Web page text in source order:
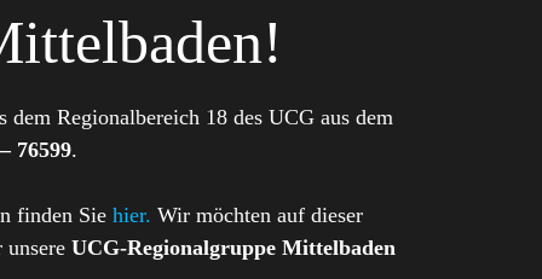
Regionalbereich 18 des UCG aus dem
76599.
finden Sie hier. Wir möchten auf dieser
unsere UCG-Regionalgruppe Mittelbaden